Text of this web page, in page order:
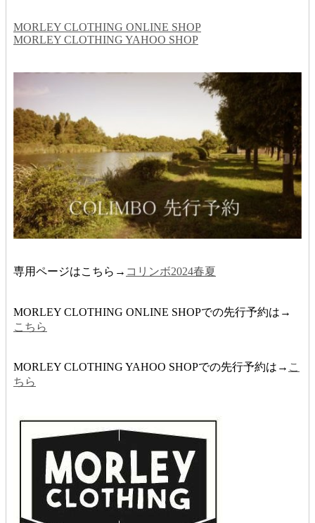
MORLEY CLOTHING ONLINE SHOP
MORLEY CLOTHING YAHOO SHOP
専用ページはこちら→ コリンボ2024春夏
MORLEY CLOTHING ONLINE SHOPでの先行予約は→
こちら
MORLEY CLOTHING YAHOO SHOPでの先行予約は→ こ
ちら